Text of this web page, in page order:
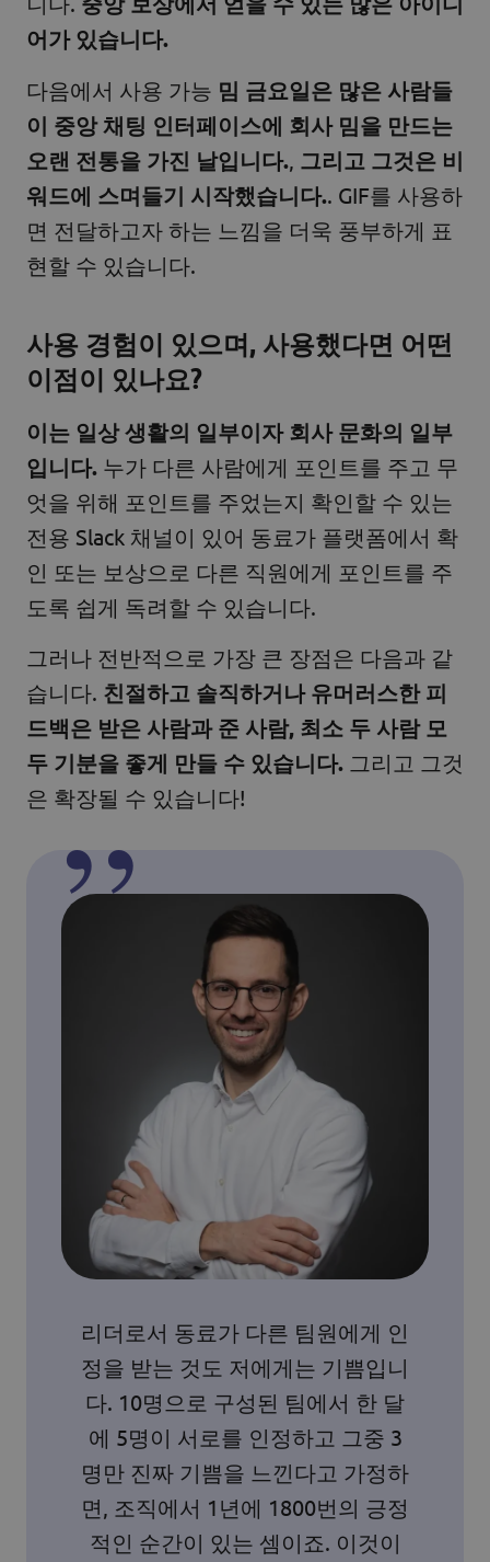
어가 있습니다.
다음에서 사용 가능 밈 금요일은 많은 사람들
이 중앙 채팅 인터페이스에 회사 밈을 만드는
오랜 전통을 가진 날입니다. 그리고 그것은 비
워드에 스며들기 시작했습니다.. GIF를 사용하
면 전달하고자 하는 느낌을 더욱 풍부하게 표
현할 수 있습니다.
사용 경험이 있으며, 사용했다면 어떤
이점이 있나요?
이는 일상 생활의 일부이자 회사 문화의 일부
입니다. 누가 다른 사람에게 포인트를 주고 무
엇을 위해 포인트를 주었는지 확인할 수 있는
전용 Slack 채널이 있어 동료가 플랫폼에서 확
인 또는 보상으로 다른 직원에게 포인트를 주
도록 쉽게 독려할 수 있습니다.
그러나 전반적으로 가장 큰 장점은 다음과 같
습니다. 친절하고 솔직하거나 유머러스한 피
드백은 받은 사람과 준 사람, 최소 두 사람 모
두 기분을 좋게 만들 수 있습니다. 그리고 그것
은 확장될 수 있습니다!
리더로서 동료가 다른 팀원에게 인
정을 받는 것도 저에게는 기쁨입니
다. 10명으로 구성된 팀에서 한 달
에 5명이 서로를 인정하고 그중 3
명만 진짜 기쁨을 느낀다고 가정하
면, 조직에서 1년에 1800번의 긍정
적인 순간이 있는 셈이죠. 이것이